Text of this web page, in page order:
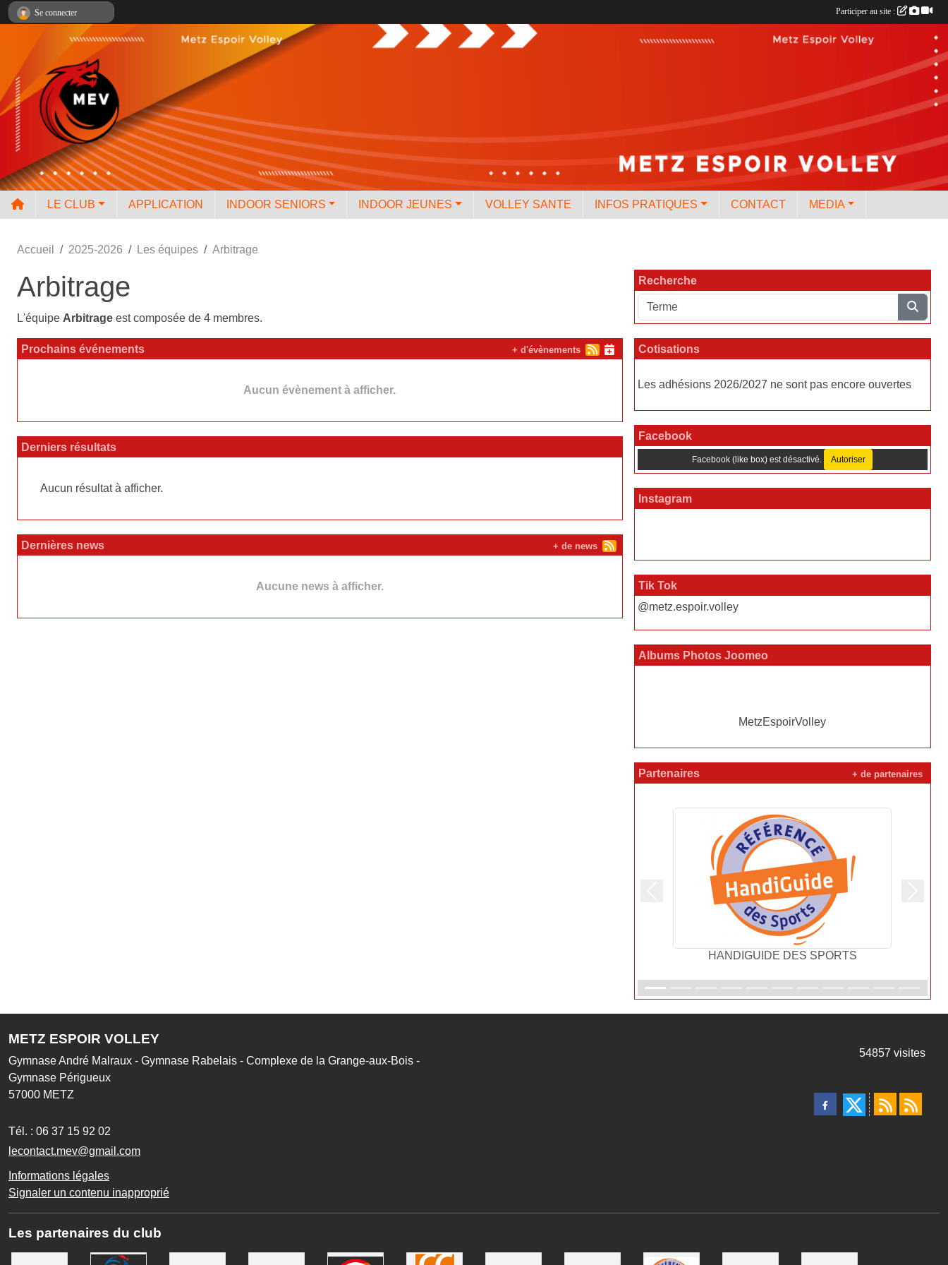
LE CLUB APPLICATION INDOOR SENIORS INDOOR JEUNES VOLLEY SANTE INFOS PRATIQUES CONTACT MEDIA
Accueil 2025-2026 Les équipes Arbitrage
Arbitrage
L'équipe Arbitrage est composée de 4 membres.
Prochains événements
Aucun évènement à afficher.
+ d'évènements
Derniers résultats
Aucun résultat à afficher.
Dernières news
Aucune news à afficher.
+ de news
Recherche
Cotisations
Les adhésions 2026/2027 ne sont pas encore ouvertes
Facebook
Facebook (like box) est désactivé. Autoriser
Instagram
Tik Tok
@metz.espoir.volley
Albums Photos Joomeo
MetzEspoirVolley
Partenaires
HANDIGUIDE DES SPORTS
+ de partenaires
METZ ESPOIR VOLLEY
Gymnase André Malraux - Gymnase Rabelais - Complexe de la Grange-aux-Bois -
Gymnase Périgueux
57000 METZ
Tél. : 06 37 15 92 02
lecontact.mev@gmail.com
Informations légales
Signaler un contenu inapproprié
54857 visites
Les partenaires du club
Se connecter Participer au site :
Panneau de gestion des cookies